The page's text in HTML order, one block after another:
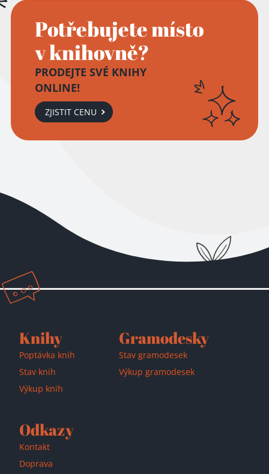
Potřebujete místo
v knihovně?
PRODEJTE SVÉ KNIHY
ONLINE!
ZJISTIT CENU
Knihy
Poptávka knih
Stav knih
Výkup knih
Gramodesky
Stav gramodesek
Výkup gramodesek
Odkazy
Kontakt
Doprava